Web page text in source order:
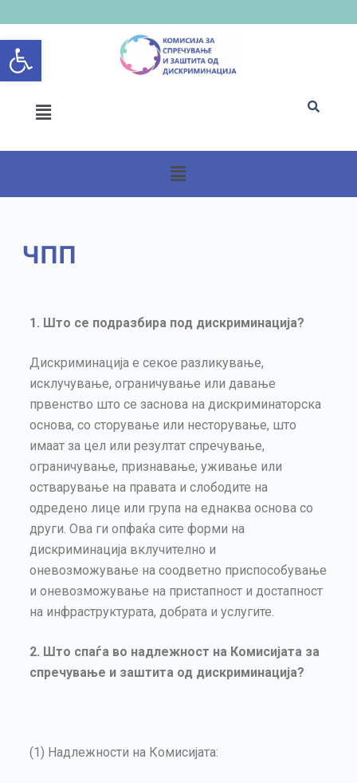
Open toolbark
i
p
ЧПП
1. Што се подразбира под дискриминација?
Дискриминација е секое разликување,
исклучување, ограничување или давање
првенство што се заснова на дискриминаторска
основа, со сторување или несторување, што
имаат за цел или резултат спречување,
ограничување, признавање, уживање или
остварување на правата и слободите на
одредено лице или група на еднаква основа со
други. Ова ги опфаќа сите форми на
дискриминација вклучително и
оневозможување на соодветно приспособување
и оневозможување на пристапност и достапност
на инфраструктурата, добрата и услугите.
2. Што спаѓа во надлежност на Комисијата за
спречување и заштита од дискриминација?
(1) Надлежности на Комисијата: